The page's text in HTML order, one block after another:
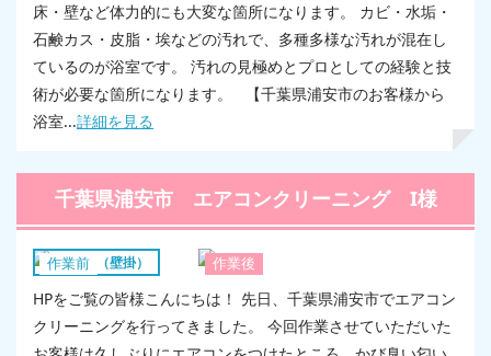
床・壁など体力的にも大変な箇所になります。 カビ・水垢・
石鹸カス・皮脂・埃などの汚れで、多種多様な汚れが混在し
ているのが浴室です。 汚れの見極めとプロとしての経験と技
術が必要な箇所になります。 【千葉県浦安市のお客様から
浴室...詳細を見る
千葉県浦安市 エアコンクリーニング I様
作業前 作業後
エアコン（壁掛）
HPをご覧の皆様こんにちは！ 先日、千葉県浦安市でエアコン
クリーニングを行ってきました。 今回作業させていただいた